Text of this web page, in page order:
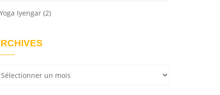
Yoga Iyengar (2)